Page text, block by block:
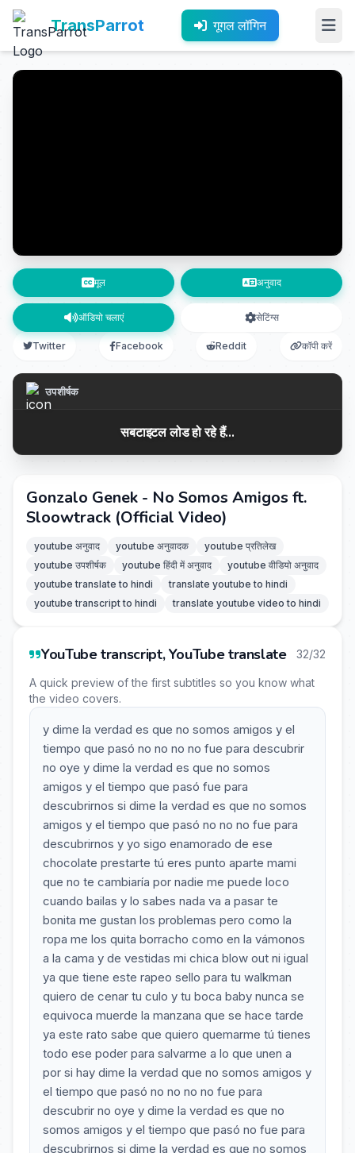
TransParrot गूगल लॉगिन
मूल अनुवाद
ऑडियो चलाएं सेटिंग्स
Twitter Facebook Reddit कॉपी करें
उपशीर्षक
सबटाइटल लोड हो रहे हैं...
Gonzalo Genek - No Somos Amigos ft.
Sloowtrack (Official Video)
youtube अनुवाद youtube अनुवादक
youtube प्रतिलेख
youtube उपशीर्षक
youtube हिंदी में अनुवाद
youtube वीडियो अनुवाद
youtube translate to hindi
translate youtube to hindi
youtube transcript to hindi
translate youtube video to hindi
YouTube transcript, YouTube translate 32/32
A quick preview of the first subtitles so you know what
the video covers.
y dime la verdad es que no somos amigos y el
tiempo que pasó no no no no fue para descubrir
no oye y dime la verdad es que no somos
amigos y el tiempo que pasó fue para
descubrirnos si dime la verdad es que no somos
amigos y el tiempo que pasó no no no fue para
descubrirnos y yo sigo enamorado de ese
chocolate prestarte tú eres punto aparte mami
que no te cambiaría por nadie me puede loco
cuando bailas y lo sabes nada va a pasar te
bonita me gustan los problemas pero como la
ropa me los quita borracho como en la vámonos
a la cama y de vestidas mi chica blow out ni igual
ya que tiene este rapeo sello para tu walkman
quiero de cenar tu culo y tu boca baby nunca se
equivoca muerde la manzana que se hace tarde
ya este rato sabe que quiero quemarme tú tienes
todo ese poder para salvarme a lo que unen a
por si hay dime la verdad que no somos amigos y
el tiempo que pasó no no no no fue para
descubrir no oye y dime la verdad es que no
somos amigos y el tiempo que pasó no fue para
descubrirnos si dime la verdad es que no somos